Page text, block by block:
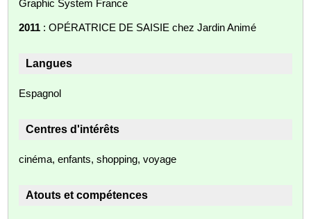
Graphic System France
2011 : OPÉRATRICE DE SAISIE chez Jardin Animé
Langues
Espagnol
Centres d'intérêts
cinéma, enfants, shopping, voyage
Atouts et compétences